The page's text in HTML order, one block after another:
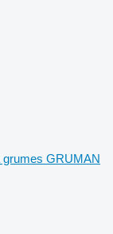
GRUMAN